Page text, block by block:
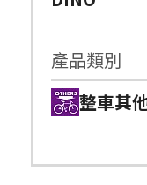
產品類別
整車其